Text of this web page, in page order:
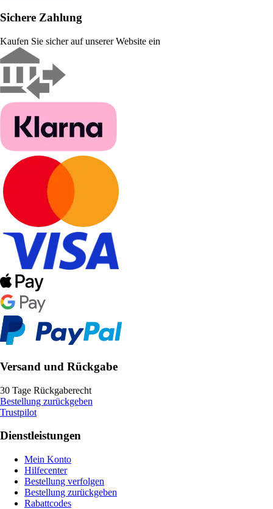
Sichere Zahlung
Kaufen Sie sicher auf unserer Website ein
Versand und Rückgabe
30 Tage Rückgaberecht
Bestellung zurückgeben
Trustpilot
Dienstleistungen
Mein Konto
Hilfecenter
Bestellung verfolgen
Bestellung zurückgeben
Rabattcodes